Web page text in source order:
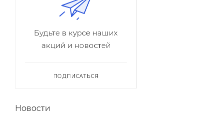
Будьте в курсе наших
акций и новостей
ПОДПИСАТЬСЯ
Новости